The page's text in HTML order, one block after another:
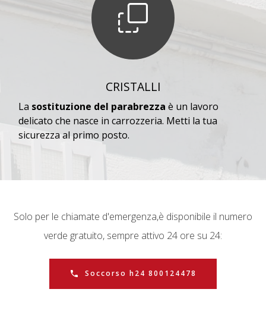
CRISTALLI
La sostituzione del parabrezza è un lavoro
delicato che nasce in carrozzeria. Metti la tua
sicurezza al primo posto.
Solo per le chiamate d'emergenza,è disponibile il numero
verde gratuito, sempre attivo 24 ore su 24:
Soccorso h24 800124478